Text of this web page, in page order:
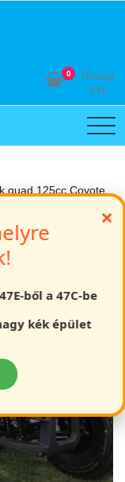
0
Összeg
0 Ft
quad 125cc Coyote
×
ből a 47C-be
kék épület